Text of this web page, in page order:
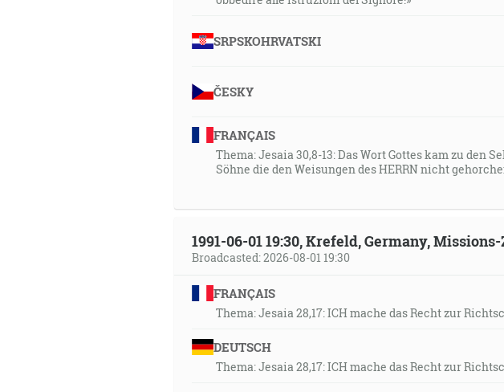
SRPSKOHRVATSKI
ČESKY
FRANÇAIS
Thema: Jesaia 30,8-13: Das Wort Gottes kam zu den
Söhne die den Weisungen des HERRN nicht
1991-06-01 19:30, Krefeld, Germany,
Broadcasted: 2026-08-01 19:30
FRANÇAIS
Thema: Jesaia 28,17: ICH mache das Recht zur
DEUTSCH
Thema: Jesaia 28,17: ICH mache das Recht zur